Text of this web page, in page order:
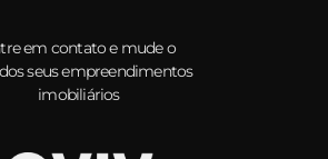
em contato e mude o
seus empreendimentos
imobiliários